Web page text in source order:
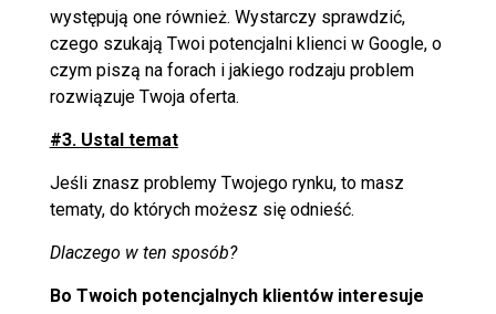
występują one również. Wystarczy sprawdzić,
czego szukają Twoi potencjalni klienci w Google, o
czym piszą na forach i jakiego rodzaju problem
rozwiązuje Twoja oferta.
#3. Ustal temat
Jeśli znasz problemy Twojego rynku, to masz
tematy, do których możesz się odnieść.
Dlaczego w ten sposób?
Bo Twoich potencjalnych klientów interesuje